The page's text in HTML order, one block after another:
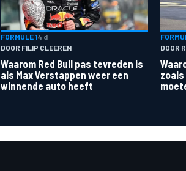
FORMULE 14 d
DOOR FILIP CLEEREN
Waarom Red Bull pas tevreden is
als Max Verstappen weer een
winnende auto heeft
DOOR
zoals